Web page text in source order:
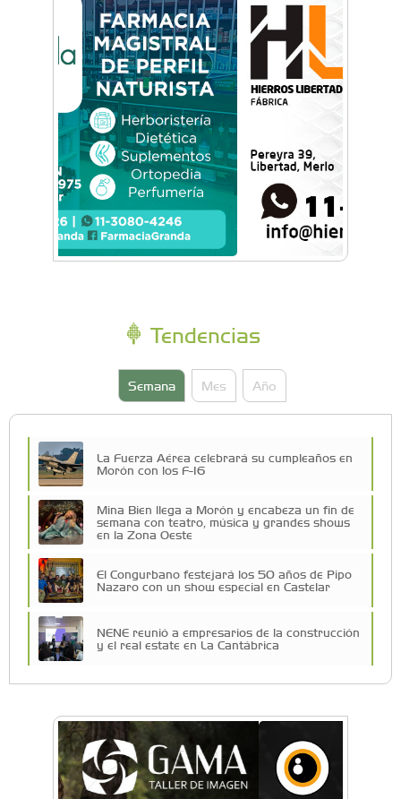
#Archivo20Años: El día que Maradona jugó al
bowling en Castelar
Tendencias
Semana Mes Año
La Fuerza Aérea celebrará su cumpleaños en
Morón con los F-16
Mina Bien llega a Morón y encabeza un fin de
semana con teatro, música y grandes shows
en la Zona Oeste
El Congurbano festejará los 50 años de Pipo
Nazaro con un show especial en Castelar
NENE reunió a empresarios de la construcción
y el real estate en La Cantábrica
La primera vez que Eva Perón voló en avión lo
hizo desde Morón